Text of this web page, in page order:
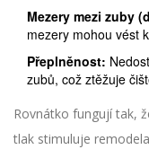
Mezery mezi zuby
mezery mohou vést
Přeplněnost:
zubů, což ztěžuje
Rovnátko fungují tak,
tlak stimuluje